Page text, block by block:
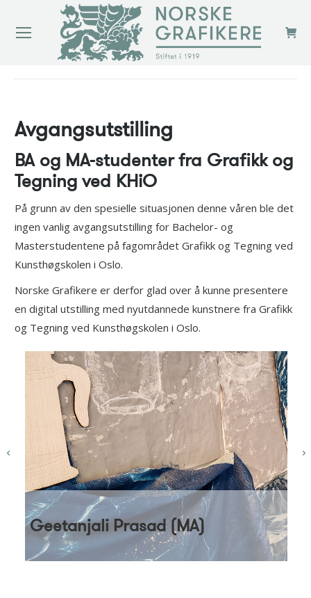
Avgangsutstilling
BA og MA-studenter fra Grafikk og
Tegning ved KHiO
På grunn av den spesielle situasjonen denne våren ble det
ingen vanlig avgangsutstilling for Bachelor- og
Masterstudentene på fagområdet Grafikk og Tegning ved
Kunsthøgskolen i Oslo.
Norske Grafikere er derfor glad over å kunne presentere
en digital utstilling med nyutdannede kunstnere fra Grafikk
og Tegning ved Kunsthøgskolen i Oslo.
Geetanjali Prasad (MA)